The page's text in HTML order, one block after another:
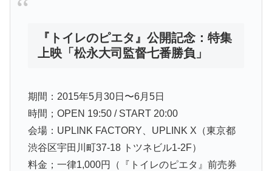
『トイレのピエタ』公開記念：特集
上映「松永大司監督七番勝負」
期間：2015年5月30日〜6月5日
時間；OPEN 19:50 / START 20:00
会場：UPLINK FACTORY、UPLINK X（東京都
渋谷区宇田川町37-18 トツネビル1-2F）
料金；一律1,000円（『トイレのピエタ』前売券